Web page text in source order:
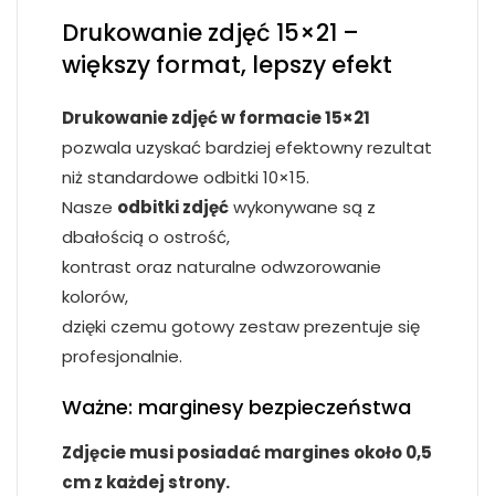
Drukowanie zdjęć 15×21 –
większy format, lepszy efekt
Drukowanie zdjęć w formacie 15×21
pozwala uzyskać bardziej efektowny rezultat
niż standardowe odbitki 10×15.
Nasze odbitki zdjęćwykonywane są z
dbałością o ostrość,
kontrast oraz naturalne odwzorowanie
kolorów,
dzięki czemu gotowy zestaw prezentuje się
profesjonalnie.
Ważne: marginesy bezpieczeństwa
Zdjęcie musi posiadać margines około 0,5
cm z każdej strony.